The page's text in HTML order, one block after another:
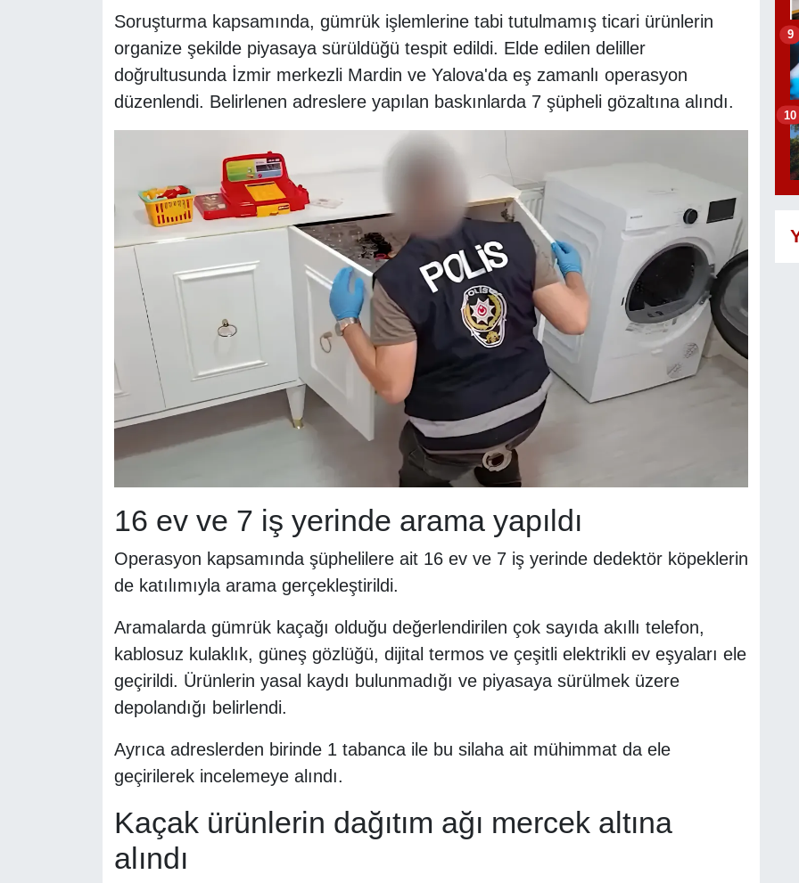
Soruşturma kapsamında, gümrük işlemlerine tabi tutulmamış ticari ürünlerin
organize şekilde piyasaya sürüldüğü tespit edildi. Elde edilen deliller
doğrultusunda İzmir merkezli Mardin ve Yalova'da eş zamanlı operasyon
düzenlendi. Belirlenen adreslere yapılan baskınlarda 7 şüpheli gözaltına alındı.
16 ev ve 7 iş yerinde arama yapıldı
Operasyon kapsamında şüphelilere ait 16 ev ve 7 iş yerinde dedektör köpeklerin
de katılımıyla arama gerçekleştirildi.
Aramalarda gümrük kaçağı olduğu değerlendirilen çok sayıda akıllı telefon,
kablosuz kulaklık, güneş gözlüğü, dijital termos ve çeşitli elektrikli ev eşyaları ele
geçirildi. Ürünlerin yasal kaydı bulunmadığı ve piyasaya sürülmek üzere
depolandığı belirlendi.
Ayrıca adreslerden birinde 1 tabanca ile bu silaha ait mühimmat da ele
geçirilerek incelemeye alındı.
Kaçak ürünlerin dağıtım ağı mercek altına
alındı
9
10